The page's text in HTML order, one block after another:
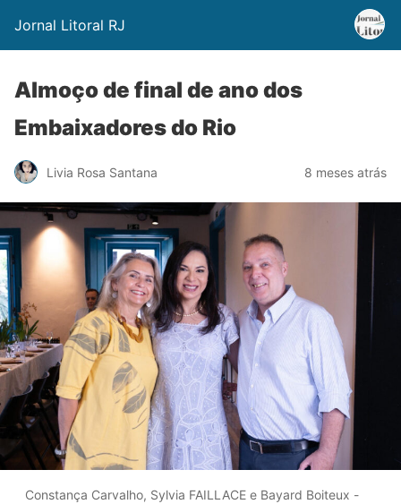
Jornal Litoral RJ
Almoço de final de ano dos
Embaixadores do Rio
Livia Rosa Santana 8 meses atrás
Constança Carvalho, Sylvia FAILLACE e Bayard Boiteux -